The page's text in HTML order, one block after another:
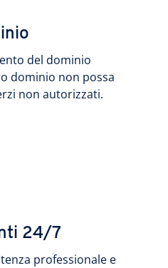
del dominio
dominio non possa
non autorizzati.
24/7
professionale e